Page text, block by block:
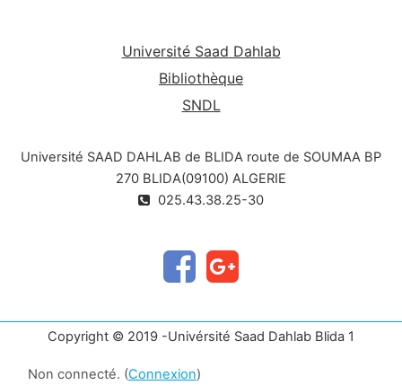
Université Saad Dahlab
Bibliothèque
SNDL
Université SAAD DAHLAB de BLIDA route de SOUMAA BP
270 BLIDA(09100) ALGERIE
025.43.38.25-30
Copyright © 2019 -Univérsité Saad Dahlab Blida 1
Non connecté. (Connexion)